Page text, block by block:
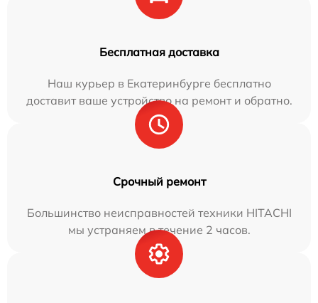
Бесплатная доставка
Наш курьер в Екатеринбурге бесплатно
доставит ваше устройство на ремонт и обратно.
Срочный ремонт
Большинство неисправностей техники HITACHI
мы устраняем в течение 2 часов.